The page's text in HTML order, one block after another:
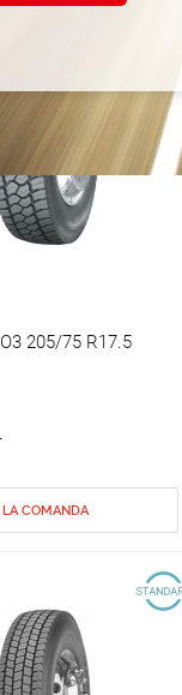
205/75 R17.5
LA COMANDA